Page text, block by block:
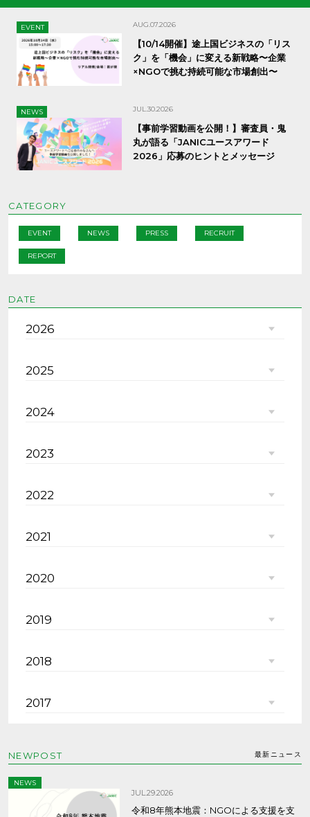
EVENT AUG.07.2026
【10/14開催】途上国ビジネスの「リス
ク」を「機会」に変える新戦略〜企業
×NGOで挑む持続可能な市場創出〜
NEWS JUL.30.2026
【事前学習動画を公開！】審査員・鬼
丸が語る「JANICユースアワード
2026」応募のヒントとメッセージ
CATEGORY
EVENT NEWS PRESS RECRUIT
REPORT
DATE
2026
2025
2024
2023
2022
2021
2020
2019
2018
2017
NEWPOST 最新ニュース
NEWS
JUL.29.2026
令和8年熊本地震：NGOによる支援を支